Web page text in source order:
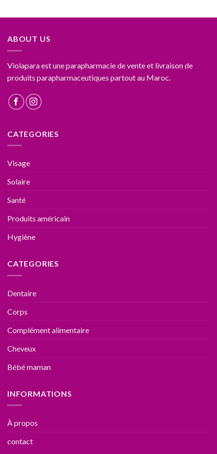
ABOUT US
Violapara est une parapharmacie de vente et livraison de
produits parapharmaceutiques partout au Maroc.
CATEGORIES
Visage
Solaire
Santé
Produits américain
Hygiène
CATEGORIES
Dentaire
Corps
Complément alimentaire
Cheveux
Bébé maman
INFORMATIONS
À propos
contact